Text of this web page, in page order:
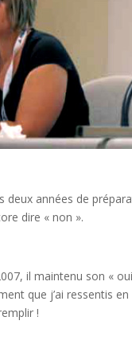
deux années de
dire « non ».
il maintenu son «
que j’ai ressentis
!